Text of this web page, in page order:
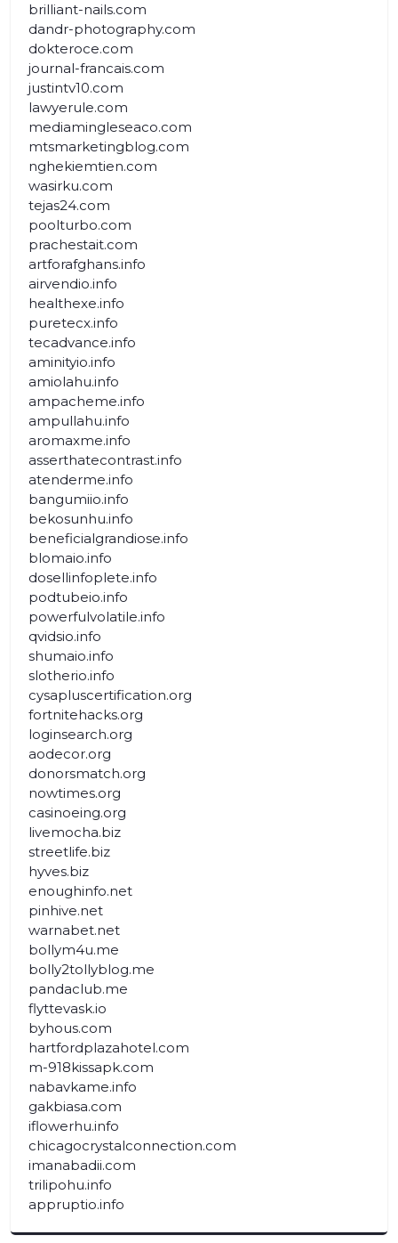
brilliant-nails.com
dandr-photography.com
dokteroce.com
journal-francais.com
justintv10.com
lawyerule.com
mediamingleseaco.com
mtsmarketingblog.com
nghekiemtien.com
wasirku.com
tejas24.com
poolturbo.com
prachestait.com
artforafghans.info
airvendio.info
healthexe.info
puretecx.info
tecadvance.info
aminityio.info
amiolahu.info
ampacheme.info
ampullahu.info
aromaxme.info
asserthatecontrast.info
atenderme.info
bangumiio.info
bekosunhu.info
beneficialgrandiose.info
blomaio.info
dosellinfoplete.info
podtubeio.info
powerfulvolatile.info
qvidsio.info
shumaio.info
slotherio.info
cysapluscertification.org
fortnitehacks.org
loginsearch.org
aodecor.org
donorsmatch.org
nowtimes.org
casinoeing.org
livemocha.biz
streetlife.biz
hyves.biz
enoughinfo.net
pinhive.net
warnabet.net
bollym4u.me
bolly2tollyblog.me
pandaclub.me
flyttevask.io
byhous.com
hartfordplazahotel.com
m-918kissapk.com
nabavkame.info
gakbiasa.com
iflowerhu.info
chicagocrystalconnection.com
imanabadii.com
trilipohu.info
appruptio.info